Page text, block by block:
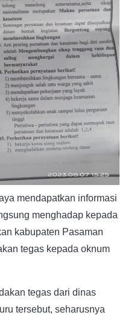
mendapatkan informasi
menghadap kepada
kabupaten Pasaman
tegas kepada oknum
tegas dari dinas
tersebut, seharusnya